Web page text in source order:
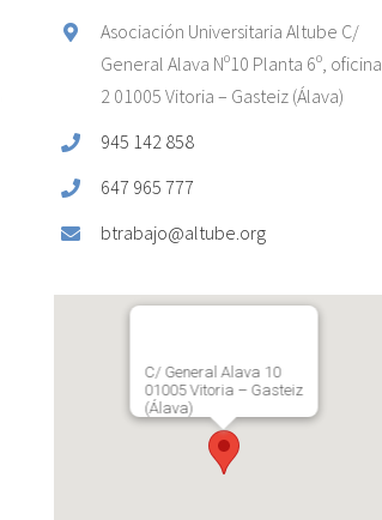
Asociación Universitaria Altube C/
General Alava Nº10 Planta 6º, oficina
2 01005 Vitoria – Gasteiz (Álava)
945 142 858
647 965 777
btrabajo@altube.org
C/ General Alava 10
01005 Vitoria – Gasteiz
(Álava)